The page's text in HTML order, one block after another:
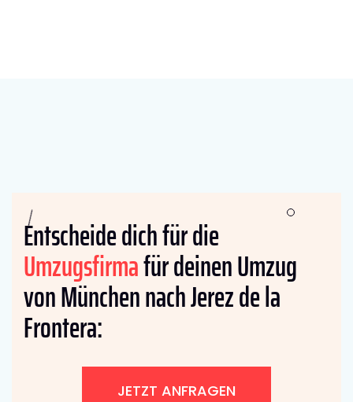
Entscheide dich für die
Umzugsfirmafür deinen Umzug
von München nach Jerez de la
Frontera:
JETZT ANFRAGEN